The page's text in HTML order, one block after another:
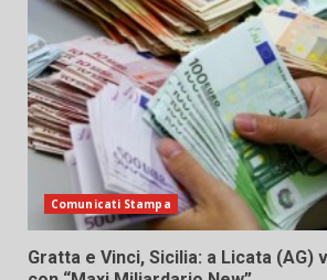
Comunicati Stampa
Gratta e Vinci, Sicilia: a Licata (AG)